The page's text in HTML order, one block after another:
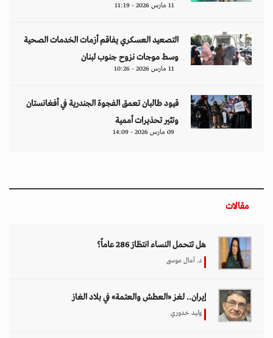
11 مارس 2026 - 11:19
التصعيد العسكري يفاقم أزمات الخدمات الصحية
وسط موجات نزوح جنوب لبنان
11 مارس 2026 - 10:26
قيود طالبان تعمق الفجوة الجندرية في أفغانستان
وتثير تحذيرات أممية
09 مارس 2026 - 14:09
مقالات
هل تتحمل النساء انتظارَ 286 عاماً؟
د. آمال موسى
إيران.. لغز «العطش والعتمة» في بلاد الغاز
وليد خدوري